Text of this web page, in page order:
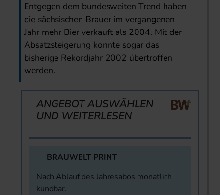
Entgegen dem bundesweiten Trend haben
die sächsischen Brauer im vergangenen
Jahr mehr Bier verkauft als 2004. Mit der
Absatzsteigerung konnte sogar das
bisherige Rekordjahr 2002 übertroffen
werden.
ANGEBOT AUSWÄHLEN
UND WEITERLESEN
BRAUWELT PRINT
Nach Ablauf des Jahresabos monatlich
kündbar.